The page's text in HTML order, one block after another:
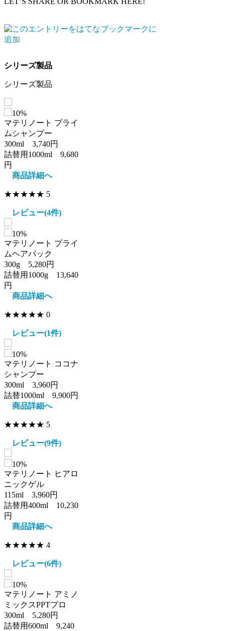
シリーズ製品
シリーズ製品
10%
マテリノート プライ
ムシャンプー
300ml 3,740円
詰替用1000ml 9,680
円
商品詳細へ
★★★★★ 5
レビュー(4件)
10%
マテリノート プライ
ムヘアパック
300g 5,280円
詰替用1000g 13,640
円
商品詳細へ
★★★★★ 0
レビュー(1件)
10%
マテリノート ココナ
シャンプー
300ml 3,960円
詰替1000ml 9,900円
商品詳細へ
★★★★★ 5
レビュー(9件)
10%
マテリノート ヒアロ
ニックゲル
115ml 3,960円
詰替用400ml 10,230
円
商品詳細へ
★★★★★ 4
レビュー(6件)
10%
マテリノート アミノ
ミックスPPTプロ
300ml 5,280円
詰替用600ml 9,240